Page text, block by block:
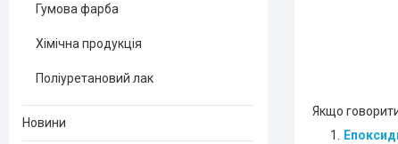
Якщо
Гумова фарба
Хімічна продукція
Поліуретановий лак
Новини